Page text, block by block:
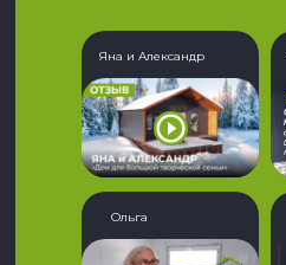
Яна и Александр
Ольга